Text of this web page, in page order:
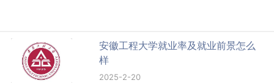
安徽工程大学就业率及就业前景怎么
样
2025-2-20